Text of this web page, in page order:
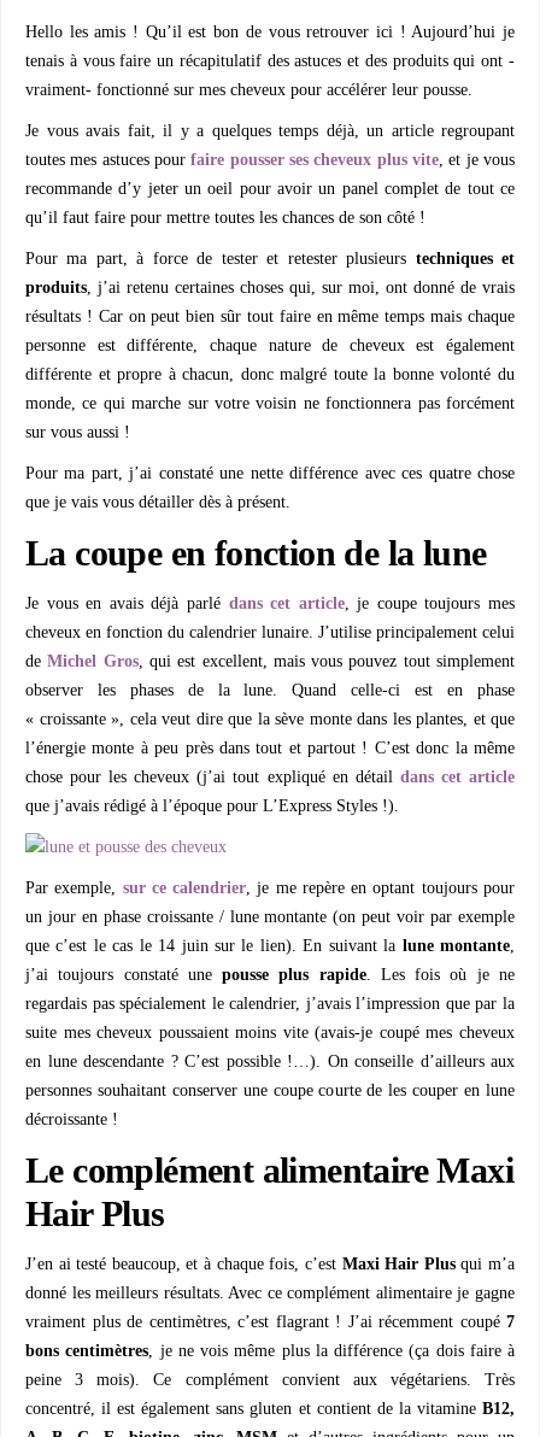
Hello les amis ! Qu’il est bon de vous retrouver ici ! Aujourd’hui je
tenais à vous faire un récapitulatif des astuces et des produits qui ont -
vraiment- fonctionné sur mes cheveux pour accélérer leur pousse.
Je vous avais fait, il y a quelques temps déjà, un article regroupant
toutes mes astuces pourfaire pousser ses cheveux plus vite , et je vous
recommande d’y jeter un oeil pour avoir un panel complet de tout ce
qu’il faut faire pour mettre toutes les chances de son côté !
Pour ma part, à force de tester et retester plusieurs techniques et
produits , j’ai retenu certaines choses qui, sur moi, ont donné de vrais
résultats ! Car on peut bien sûr tout faire en même temps mais chaque
personne est différente, chaque nature de cheveux est également
différente et propre à chacun, donc malgré toute la bonne volonté du
monde, ce qui marche sur votre voisin ne fonctionnera pas forcément
sur vous aussi !
Pour ma part, j’ai constaté une nette différence avec ces quatre chose
que je vais vous détailler dès à présent.
La coupe en fonction de la lune
Je vous en avais déjà parlé dans cet article, je coupe toujours mes
cheveux en fonction du calendrier lunaire. J’utilise principalement celui
deMichel Gros, qui est excellent, mais vous pouvez tout simplement
observer les phases de la lune. Quand celle-ci est en phase
« croissante », cela veut dire que la sève monte dans les plantes, et que
l’énergie monte à peu près dans tout et partout ! C’est donc la même
chose pour les cheveux (j’ai tout expliqué en détail dans cet article
que j’avais rédigé à l’époque pour L’Express Styles !).
Par exemple, sur ce calendrier , je me repère en optant toujours pour
un jour en phase croissante / lune montante (on peut voir par exemple
que c’est le cas le 14 juin sur le lien). En suivant la lune montante
j’ai toujours constaté unepousse plus rapide. Les fois où je ne
regardais pas spécialement le calendrier, j’avais l’impression que par la
suite mes cheveux poussaient moins vite (avais-je coupé mes cheveux
en lune descendante ? C’est possible !…). On conseille d’ailleurs aux
personnes souhaitant conserver une coupe courte de les couper en lune
décroissante !
Le complément alimentaire Maxi
Hair Plus
J’en ai testé beaucoup, et à chaque fois, c’est Maxi Hair Plusqui m’a
donné les meilleurs résultats. Avec ce complément alimentaire je gagne
vraiment plus de centimètres, c’est flagrant ! J’ai récemment coupé 7
bons centimètres , je ne vois même plus la différence (ça dois faire à
peine 3 mois). Ce complément convient aux végétariens. Très
concentré, il est également sans gluten et contient de la vitamine B12,